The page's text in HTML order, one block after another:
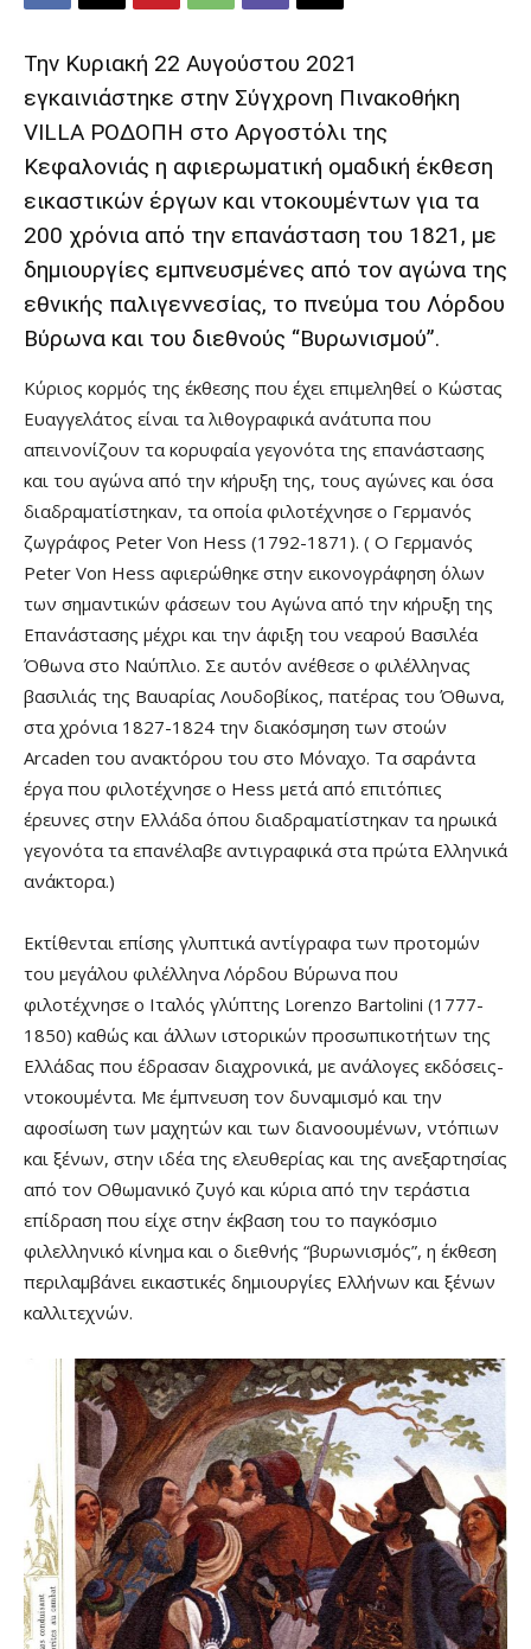
Την Κυριακή 22 Αυγούστου 2021
εγκαινιάστηκε στην Σύγχρονη Πινακοθήκη
VILLA ΡΟΔΟΠΗ στο Αργοστόλι της
Κεφαλονιάς η αφιερωματική ομαδική έκθεση
εικαστικών έργων και ντοκουμέντων για τα
200 χρόνια από την επανάσταση του 1821, με
δημιουργίες εμπνευσμένες από τον αγώνα της
εθνικής παλιγεννεσίας, το πνεύμα του Λόρδου
Βύρωνα και του διεθνούς “Βυρωνισμού”.
Κύριος κορμός της έκθεσης που έχει επιμεληθεί ο Κώστας
Ευαγγελάτος είναι τα λιθογραφικά ανάτυπα που
απεινονίζουν τα κορυφαία γεγονότα της επανάστασης
και του αγώνα από την κήρυξη της, τους αγώνες και όσα
διαδραματίστηκαν, τα οποία φιλοτέχνησε ο Γερμανός
ζωγράφος Peter Von Hess (1792-1871). ( Ο Γερμανός
Peter Von Hess αφιερώθηκε στην εικονογράφηση όλων
των σημαντικών φάσεων του Αγώνα από την κήρυξη της
Επανάστασης μέχρι και την άφιξη του νεαρού Βασιλέα
Όθωνα στο Ναύπλιο. Σε αυτόν ανέθεσε ο φιλέλληνας
βασιλιάς της Βαυαρίας Λουδοβίκος, πατέρας του Όθωνα,
στα χρόνια 1827-1824 την διακόσμηση των στοών
Arcaden του ανακτόρου του στο Μόναχο. Τα σαράντα
έργα που φιλοτέχνησε ο Hess μετά από επιτόπιες
έρευνες στην Ελλάδα όπου διαδραματίστηκαν τα ηρωικά
γεγονότα τα επανέλαβε αντιγραφικά στα πρώτα Ελληνικά
ανάκτορα.)
Εκτίθενται επίσης γλυπτικά αντίγραφα των προτομών
του μεγάλου φιλέλληνα Λόρδου Βύρωνα που
φιλοτέχνησε ο Ιταλός γλύπτης Lorenzo Bartolini (1777-
1850) καθώς και άλλων ιστορικών προσωπικοτήτων της
Ελλάδας που έδρασαν διαχρονικά, με ανάλογες εκδόσεις-
ντοκουμέντα. Με έμπνευση τον δυναμισμό και την
αφοσίωση των μαχητών και των διανοουμένων, ντόπιων
και ξένων, στην ιδέα της ελευθερίας και της ανεξαρτησίας
από τον Οθωμανικό ζυγό και κύρια από την τεράστια
επίδραση που είχε στην έκβαση του το παγκόσμιο
φιλελληνικό κίνημα και ο διεθνής “βυρωνισμός”, η έκθεση
περιλαμβάνει εικαστικές δημιουργίες Ελλήνων και ξένων
καλλιτεχνών.